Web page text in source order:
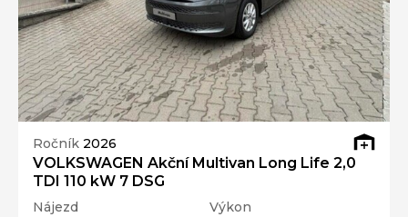
Ročník 2026
VOLKSWAGEN Akční Multivan Long Life 2,0
TDI 110 kW 7 DSG
Nájezd
Výkon